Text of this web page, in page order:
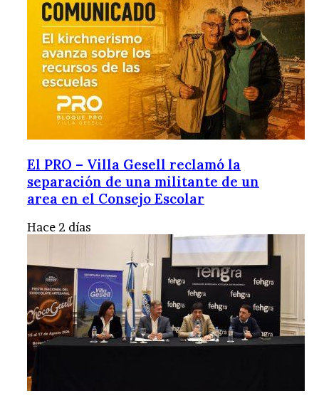
El PRO – Villa Gesell reclamó la
separación de una militante de un
area en el Consejo Escolar
Hace 2 días